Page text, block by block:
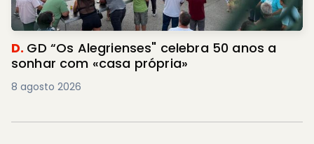
D. GD “Os Alegrienses" celebra 50 anos a
sonhar com «casa própria»
8 agosto 2026